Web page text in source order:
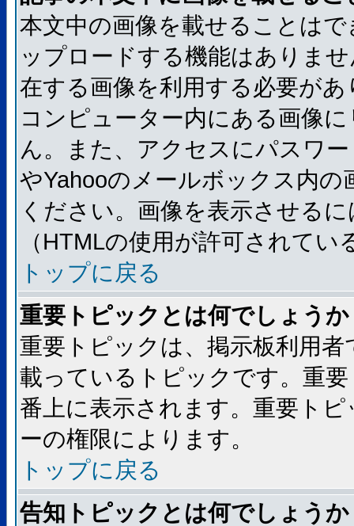
本文中の画像を載せることは
ップロードする機能はありま
在する画像を利用する必要が
コンピューター内にある画像
ん。また、アクセスにパスワ
やYahooのメールボックス内
ください。画像を表示させる
（HTMLの使用が許可されて
トップに戻る
重要トピックとは何でしょうか
重要トピックは、掲示板利用
載っているトピックです。重
番上に表示されます。重要ト
ーの権限によります。
トップに戻る
告知トピックとは何でしょうか